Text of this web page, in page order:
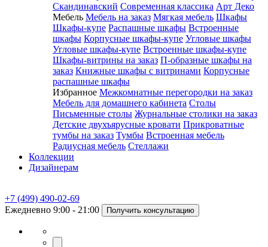
Скандинавский Современная классика Арт Деко
Мебель Мебель на заказ Мягкая мебель Шкафы
Шкафы-купе Распашные шкафы Встроенные
шкафы Корпусные шкафы-купе Угловые шкафы
Угловые шкафы-купе Встроенные шкафы-купе
Шкафы-витрины на заказ П-образные шкафы на
заказ Книжные шкафы с витринами Корпусные
распашные шкафы
Избранное Межкомнатные перегородки на заказ
Мебель для домашнего кабинета Столы
Письменные столы Журнальные столики на заказ
Детские двухъярусные кровати Прикроватные
тумбы на заказ Тумбы Встроенная мебель
Радиусная мебель Стеллажи
Коллекции
Дизайнерам
+7 (499) 490-02-69
Ежедневно 9:00 - 21:00
Получить консультацию